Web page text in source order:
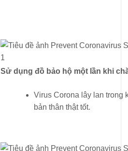
1
Sử dụng đồ bảo hộ một lần khi
Virus Corona lây lan trong
bản thân thật tốt.